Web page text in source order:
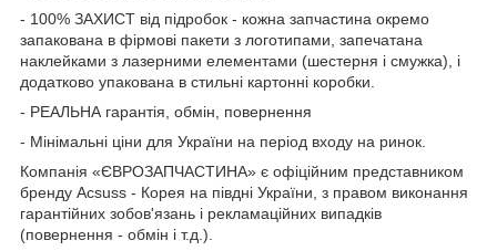
- 100% ЗАХИСТ від підробок - кожна запчастина окремо
запакована в фірмові пакети з логотипами, запечатана
наклейками з лазерними елементами (шестерня і смужка), і
додатково упакована в стильні картонні коробки.
- РЕАЛЬНА гарантія, обмін, повернення
- Мінімальні ціни для України на період входу на ринок.
Компанія «ЄВРОЗАПЧАСТИНА» є офіційним представником
бренду Acsuss - Корея на півдні України, з правом виконання
гарантійних зобов'язань і рекламаційних випадків
(повернення - обмін і т.д.).